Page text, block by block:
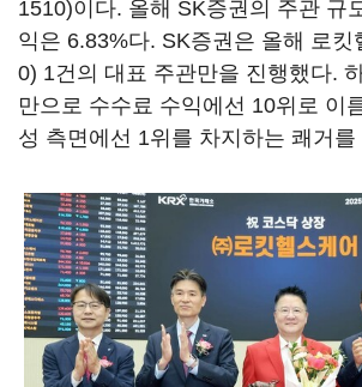
1510)이다. 올해 SK증권의 주관 규
익은 6.83%다. SK증권은 올해 로킷
0) 1건의 대표 주관만을 진행했다.
만으로 수수료 수익에선 10위로 이
성 측면에선 1위를 차지하는 쾌거를